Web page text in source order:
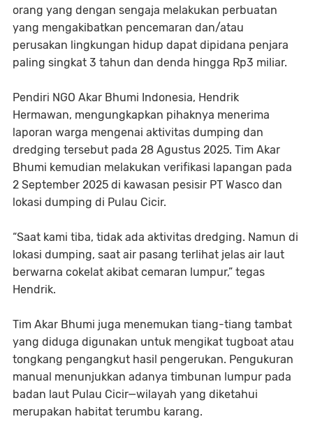
orang yang dengan sengaja melakukan perbuatan
yang mengakibatkan pencemaran dan/atau
perusakan lingkungan hidup dapat dipidana penjara
paling singkat 3 tahun dan denda hingga Rp3 miliar.
Pendiri NGO Akar Bhumi Indonesia, Hendrik
Hermawan, mengungkapkan pihaknya menerima
laporan warga mengenai aktivitas dumping dan
dredging tersebut pada 28 Agustus 2025. Tim Akar
Bhumi kemudian melakukan verifikasi lapangan pada
2 September 2025 di kawasan pesisir PT Wasco dan
lokasi dumping di Pulau Cicir.
“Saat kami tiba, tidak ada aktivitas dredging. Namun di
lokasi dumping, saat air pasang terlihat jelas air laut
berwarna cokelat akibat cemaran lumpur,” tegas
Hendrik.
Tim Akar Bhumi juga menemukan tiang-tiang tambat
yang diduga digunakan untuk mengikat tugboat atau
tongkang pengangkut hasil pengerukan. Pengukuran
manual menunjukkan adanya timbunan lumpur pada
badan laut Pulau Cicir—wilayah yang diketahui
merupakan habitat terumbu karang.